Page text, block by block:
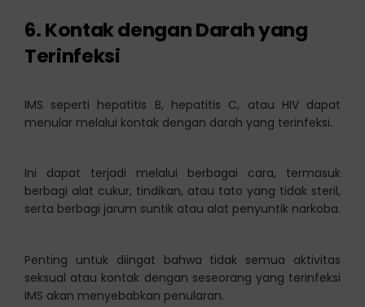
6.Kontak dengan Darah yang
Terinfeksi
IMS seperti hepatitis B, hepatitis C, atau HIV dapat
menular melalui kontak dengan darah yang terinfeksi.
Ini dapat terjadi melalui berbagai cara, termasuk
berbagi alat cukur, tindikan, atau tato yang tidak steril,
serta berbagi jarum suntik atau alat penyuntik narkoba.
Penting untuk diingat bahwa tidak semua aktivitas
seksual atau kontak dengan seseorang yang terinfeksi
IMS akan menyebabkan penularan.